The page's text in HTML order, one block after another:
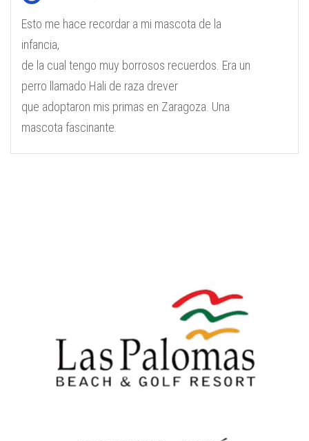
Esto me hace recordar a mi mascota de la
infancia,
de la cual tengo muy borrosos recuerdos. Era un
perro llamado Hali de raza drever
que adoptaron mis primas en Zaragoza. Una
mascota fascinante.